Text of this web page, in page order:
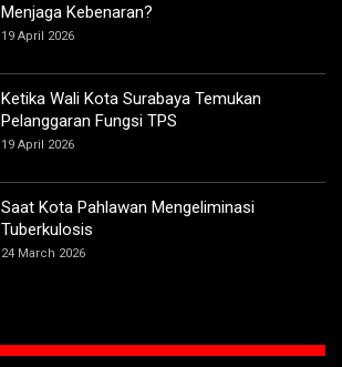
Menjaga Kebenaran?
19 April 2026
Ketika Wali Kota Surabaya Temukan
Pelanggaran Fungsi TPS
19 April 2026
Saat Kota Pahlawan Mengeliminasi
Tuberkulosis
24 March 2026